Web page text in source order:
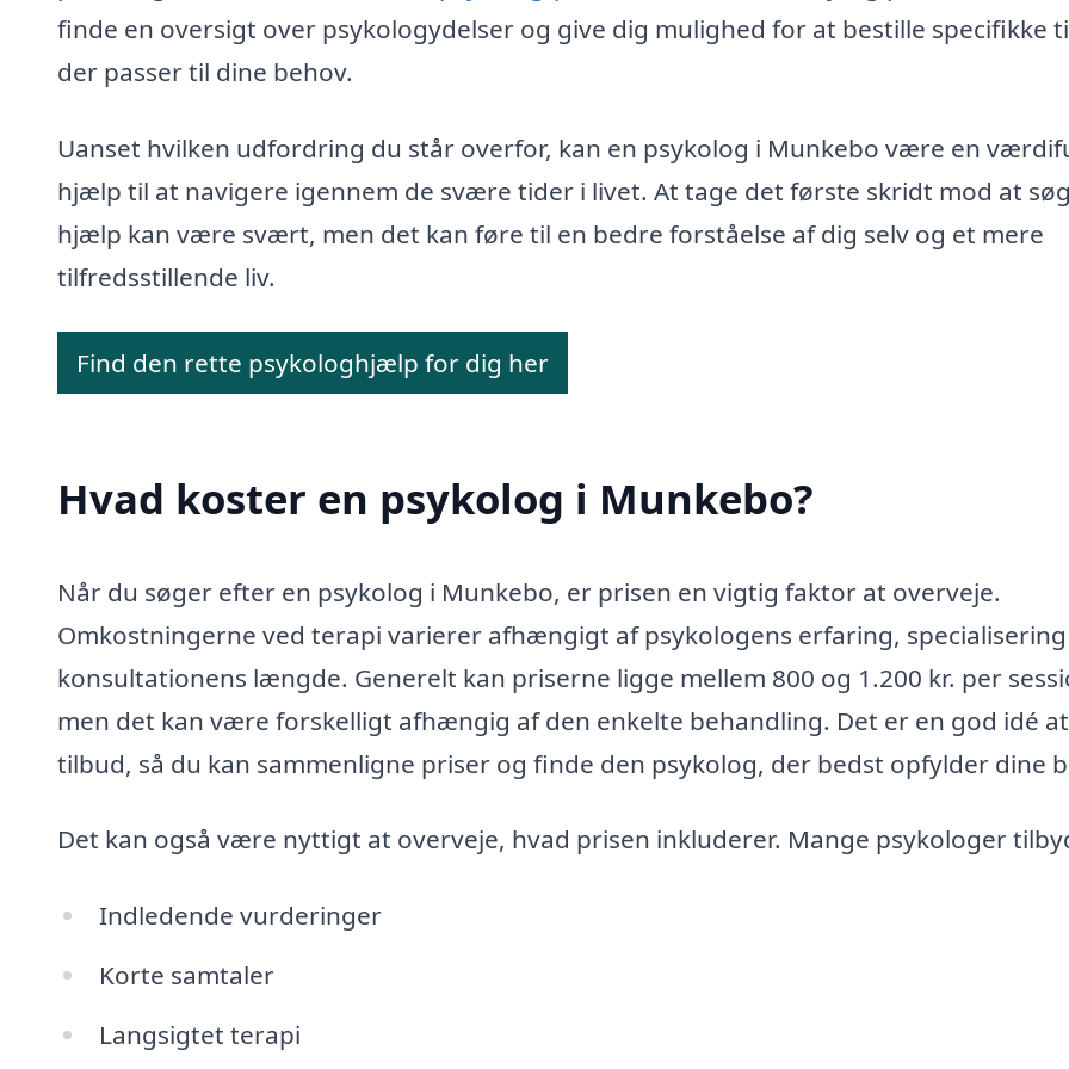
finde en oversigt over psykologydelser og give dig mulighed for at bestille specifikke
der passer til dine behov.
Uanset hvilken udfordring du står overfor, kan en psykolog i Munkebo være en
hjælp til at navigere igennem de svære tider i livet. At tage det første skridt mod at
hjælp kan være svært, men det kan føre til en bedre forståelse af dig selv og et mere
tilfredsstillende liv.
Find den rette psykologhjælp for dig her
Hvad koster en psykolog i Munkebo?
Når du søger efter en psykolog i Munkebo, er prisen en vigtig faktor at overveje.
Omkostningerne ved terapi varierer afhængigt af psykologens erfaring,
konsultationens længde. Generelt kan priserne ligge mellem 800 og 1.200 kr. per
men det kan være forskelligt afhængig af den enkelte behandling. Det er en god idé
tilbud, så du kan sammenligne priser og finde den psykolog, der bedst opfylder dine
Det kan også være nyttigt at overveje, hvad prisen inkluderer. Mange psykologer
Indledende vurderinger
Korte samtaler
Langsigtet terapi